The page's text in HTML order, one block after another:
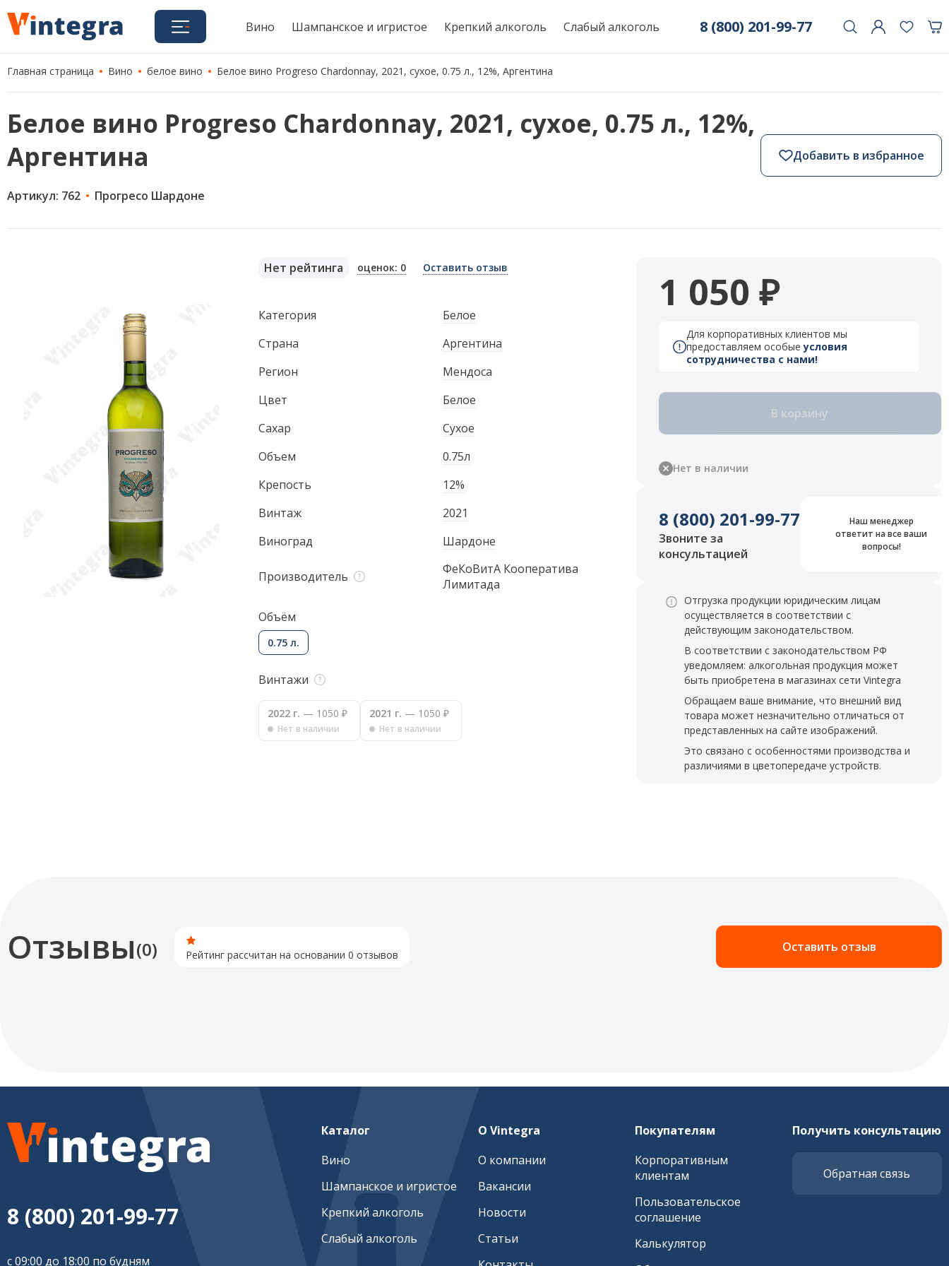
Вино Шампанское и игристое Крепкий алкоголь Слабый алкоголь 8 (800) 201-99-77
Главная страница Вино белое вино Белое вино Progreso Chardonnay, 2021, сухое, 0.75 л., 12%, Аргентина
Белое вино Progreso Chardonnay, 2021, сухое, 0.75 л., 12%,
Аргентина
Артикул: 762 Прогресо Шардоне
Добавить в избранное
Нет рейтинга оценок: 0 Оставить отзыв
Категория
Белое
Страна
Аргентина
Регион
Мендоса
Цвет
Белое
Сахар
Сухое
Объем
0.75л
Крепость
12%
Винтаж
2021
Виноград
Шардоне
Производитель
ФеКоВитА Кооператива
Лимитада
Объём
0.75 л.
Винтажи
2022 г. — 1050 ₽
Нет в наличии
2021 г. — 1050 ₽
Нет в наличии
1 050 ₽
Для корпоративных клиентов мы
предоставляем особыеусловия
сотрудничества с нами!
В корзину
Нет в наличии
8 (800) 201-99-77
Звоните за
консультацией
Наш менеджер
ответит на все ваши
вопросы!
Отгрузка продукции юридическим лицам
осуществляется в соответствии с
действующим законодательством.
В соответствии с законодательством РФ
уведомляем: алкогольная продукция может
быть приобретена в магазинах сети Vintegra
Обращаем ваше внимание, что внешний вид
товара может незначительно отличаться от
представленных на сайте изображений.
Это связано с особенностями производства и
различиями в цветопередаче устройств.
Отзывы(0) Рейтинг рассчитан на основании 0 отзывов Оставить отзыв
8 (800) 201-99-77
с 09:00 до 18:00 по будням
Каталог
Вино
Шампанское и игристое
Крепкий алкоголь
Слабый алкоголь
О Vintegra
О компании
Вакансии
Новости
Статьи
Покупателям
Корпоративным
клиентам
Пользовательское
соглашение
Калькулятор
Получить консультацию
Обратная связь